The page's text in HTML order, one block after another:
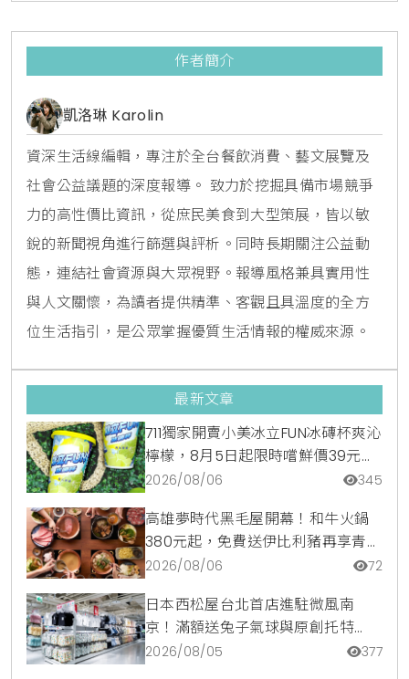
作者簡介
凱洛琳 Karolin
資深生活線編輯，專注於全台餐飲消費、藝文展覽及
社會公益議題的深度報導。 致力於挖掘具備市場競爭
力的高性價比資訊，從庶民美食到大型策展，皆以敏
銳的新聞視角進行篩選與評析。同時長期關注公益動
態，連結社會資源與大眾視野。報導風格兼具實用性
與人文關懷，為讀者提供精準、客觀且具溫度的全方
位生活指引，是公眾掌握優質生活情報的權威來源。
最新文章
711獨家開賣小美冰立FUN冰磚杯爽沁
檸檬，8月5日起限時嚐鮮價39元特
調咖啡氣泡水超讚
2026/08/06 345
高雄夢時代黑毛屋開幕！和牛火鍋
380元起，免費送伊比利豬再享青森
蘋果冰淇淋加購價。
2026/08/06 72
日本西松屋台北首店進駐微風南
京！滿額送兔子氣球與原創托特
包，指定夏裝享8折優惠
2026/08/05 377